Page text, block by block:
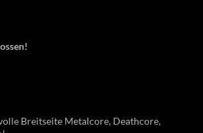
Breitseite Metalcore, Deathcore,